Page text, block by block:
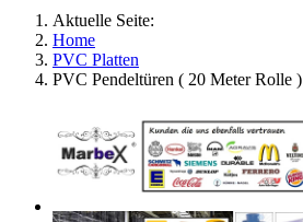
Aktuelle Seite:
Home
PVC Platten
PVC Pendeltüren ( 20 Meter Rolle )